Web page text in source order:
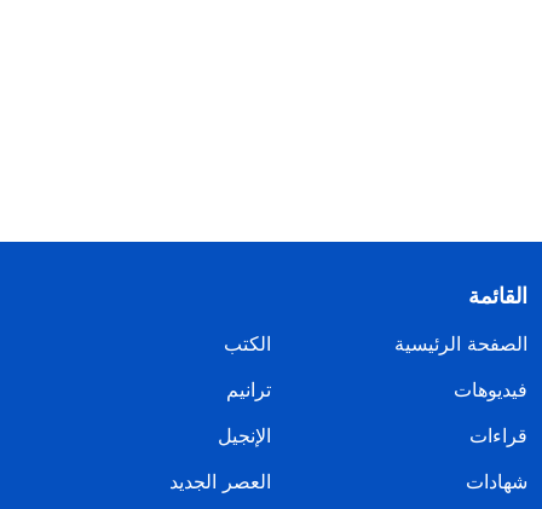
القائمة
الصفحة الرئيسية
الكتب
فيديوهات
ترانيم
قراءات
الإنجيل
شهادات
العصر الجديد